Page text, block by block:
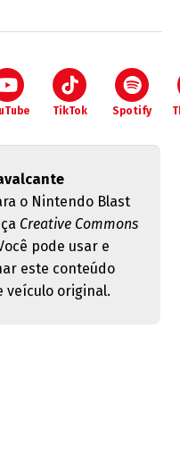
TikTok Spotify
o Nintendo Blast
Creative Commons
pode usar e
este conteúdo
veículo original.